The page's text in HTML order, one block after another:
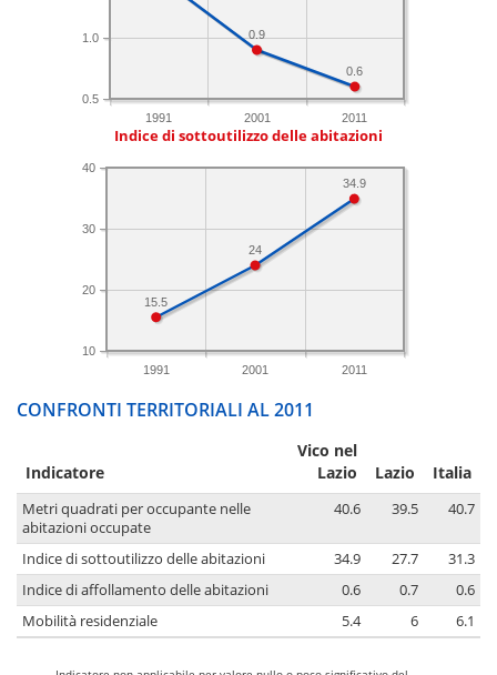
1991 2001 2011
0.5
1.0
0.6
0.9
Indice di sottoutilizzo delle abitazioni
1991 2001 2011
10
20
30
40
34.9
24
15.5
CONFRONTI TERRITORIALI AL 2011
Indicatore
Vico nel
Lazio
Lazio Italia
Metri quadrati per occupante nelle
abitazioni occupate
40.6 39.5 40.7
Indice di sottoutilizzo delle abitazioni 34.9 27.7
31.3
Indice di affollamento delle abitazioni
0.6 0.7
0.6
Mobilità residenziale
5.4 6 6.1